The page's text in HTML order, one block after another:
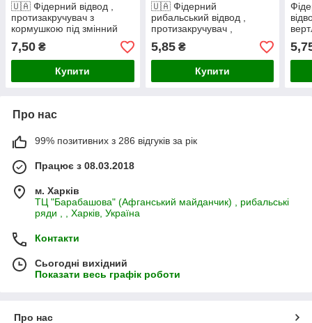
🇺🇦 Фідерний відвод ,
протизакручувач з
кормушкою під змінний
груз , довжина 18 см.,
колір (хакі-зелений) 🇺🇦
7,50 ₴
Купити
🇺🇦 Фідерний
рибальський відвод ,
протизакручувач ,
довжина 20 см , колір
(хакі-зелений) 🇺🇦
5,85₴
Купити
Про нас
99% позитивних з 286 відгуків за рік
Працює з 08.03.2018
м. Харків
ТЦ "Барабашова" (Афганський майданчик) , рибальські
ряди , , Харків, Україна
Контакти
Сьогодні вихідний
Показати весь графік роботи
Про нас